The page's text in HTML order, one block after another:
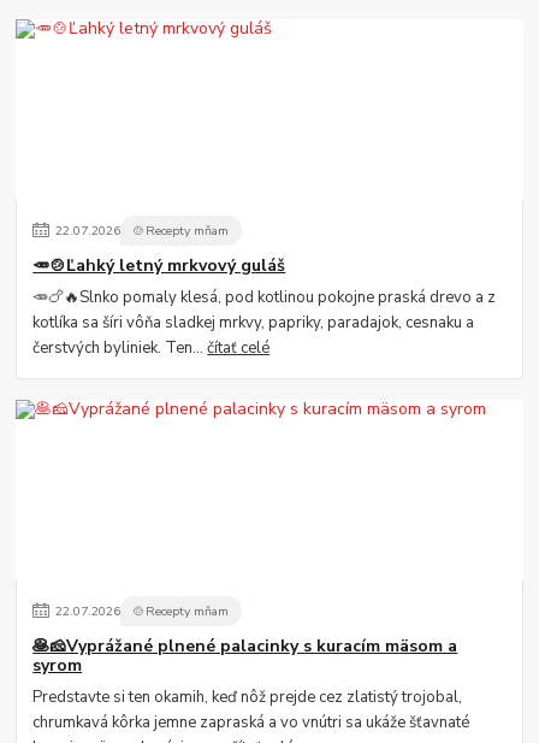
22.07.2026 🍲Recepty mňam
🥕🍲Ľahký letný mrkvový guláš
🥕🍗🔥Slnko pomaly klesá, pod kotlinou pokojne praská drevo a z
kotlíka sa šíri vôňa sladkej mrkvy, papriky, paradajok, cesnaku a
čerstvých byliniek. Ten...čítať celé
22.07.2026 🍲Recepty mňam
🥞🧀Vyprážané plnené palacinky s kuracím mäsom a
syrom
Predstavte si ten okamih, keď nôž prejde cez zlatistý trojobal,
chrumkavá kôrka jemne zapraská a vo vnútri sa ukáže šťavnaté